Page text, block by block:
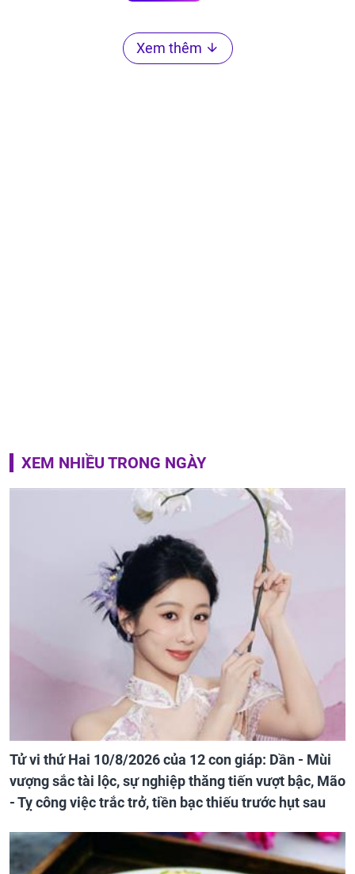
Xem thêm
XEM NHIỀU TRONG NGÀY
Tử vi thứ Hai 10/8/2026 của 12 con giáp: Dần - Mùi
vượng sắc tài lộc, sự nghiệp thăng tiến vượt bậc, Mão
- Tỵ công việc trắc trở, tiền bạc thiếu trước hụt sau